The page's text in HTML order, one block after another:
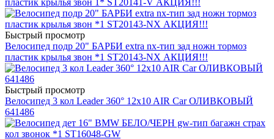
пластик крылья звон 1* ST20141-V АКЦИЯ!!!
Быстрый просмотр
Велосипед подр 20" БАРБИ extra nx-тип зад ножн тормоз
пластик крылья звон *1 ST20143-NX АКЦИЯ!!!
Быстрый просмотр
Велосипед 3 кол Leader 360° 12x10 AIR Car ОЛИВКОВЫЙ
641486